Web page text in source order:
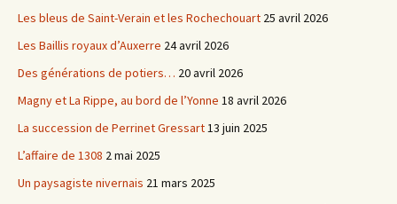
Les bleus de Saint-Verain et les Rochechouart 25 avril 2026
Les Baillis royaux d’Auxerre 24 avril 2026
Des générations de potiers… 20 avril 2026
Magny et La Rippe, au bord de l’Yonne 18 avril 2026
La succession de Perrinet Gressart13 juin 2025
L’affaire de 1308 2 mai 2025
Un paysagiste nivernais 21 mars 2025